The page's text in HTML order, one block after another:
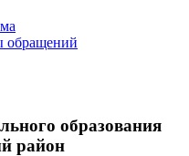
обращений
образования
район